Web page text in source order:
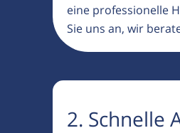
eine professionelle
Sie uns an, wir
2. Schnelle